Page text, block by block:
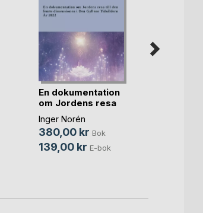
En dokumentation
om Jordens resa
t(...)
Inger Norén
380,00 kr Bok
139,00 kr E-bok